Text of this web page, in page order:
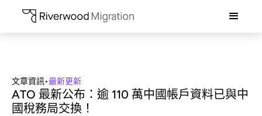
文章資訊•最新更新
ATO 最新公布：逾 110 萬中國帳戶資料已與中
國稅務局交換！